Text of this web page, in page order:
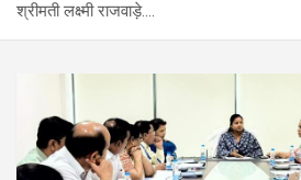
श्रीमती लक्ष्मी राजवाड़े….